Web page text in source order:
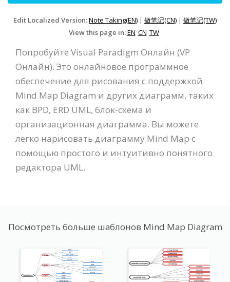
Edit Localized Version:Note Taking(EN) | 做笔记(CN) | 做笔记(TW)
View this page in:EN CN TW
Попробуйте Visual Paradigm Онлайн (VP
Онлайн). Это онлайновое программное
обеспечение для рисования с поддержкой
Mind Map Diagram и других диаграмм, таких
как BPD, ERD UML, блок-схема и
организационная диаграмма. Вы можете
легко нарисовать диаграмму Mind Map с
помощью простого и интуитивно понятного
редактора UML.
Посмотреть больше шаблонов Mind Map Diagram